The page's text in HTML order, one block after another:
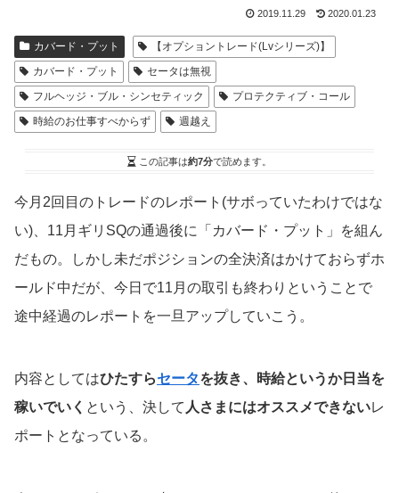
2019.11.29 2020.01.23
カバード・プット
【オプショントレード(Lvシリーズ)】
カバード・プット
セータは無視
フルヘッジ・ブル・シンセティック
プロテクティブ・コール
時給のお仕事すべからず
週越え
この記事は約7分で読めます。
今月2回目のトレードのレポート(サボっていたわけではな
い)、11月ギリSQの通過後に「カバード・プット」を組ん
だもの。しかし未だポジションの全決済はかけておらずホ
ールド中だが、今日で11月の取引も終わりということで
途中経過のレポートを一旦アップしていこう。
内容としてはひたすらセータを抜き、時給というか日当を
稼いでいく という、決して 人さまにはオススメできないレ
ポートとなっている。